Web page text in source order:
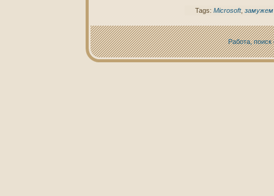
Tags: Microsoft, замужем
Работа, поиск